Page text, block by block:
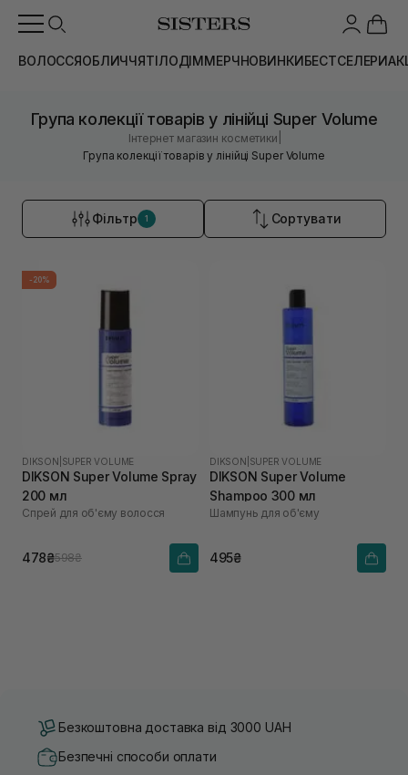
ВОЛОССЯОБЛИЧЧЯТІЛОДІММЕРЧНОВИНКИБЕСТСЕЛЕРИ
Група колекції товарів у лінійці Super Volume
Інтернет магазин косметики
Група колекції товарів у лінійці Super Volume
Фільтр 1 Сортувати
-20%
DIKSON SUPER VOLUME
DIKSON Super Volume Spray
200 мл
Спрей для об'єму волосся
478₴598₴
DIKSON SUPER VOLUME
DIKSON Super Volume
Shampoo 300 мл
Шампунь для об'єму
495₴
Безкоштовна доставка від 3000 UAH
Безпечні способи оплати